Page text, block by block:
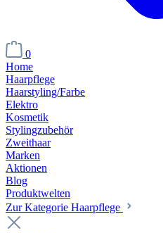
0
Home
Haarpflege
Haarstyling/Farbe
Elektro
Kosmetik
Stylingzubehör
Zweithaar
Marken
Aktionen
Blog
Produktwelten
Zur Kategorie Haarpflege